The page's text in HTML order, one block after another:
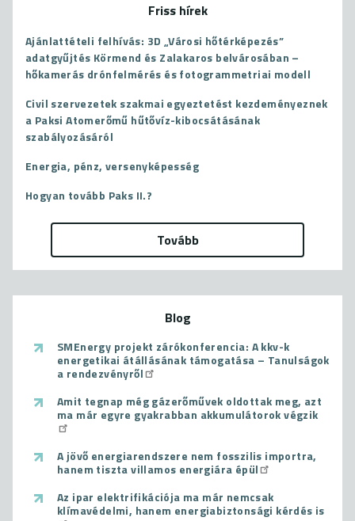
Friss hírek
Ajánlattételi felhívás: 3D „Városi hőtérképezés”
adatgyűjtés Körmend és Zalakaros belvárosában –
hőkamerás drónfelmérés és fotogrammetriai modell
Civil szervezetek szakmai egyeztetést kezdeményeznek
a Paksi Atomerőmű hűtővíz-kibocsátásának
szabályozásáról
Energia, pénz, versenyképesség
Hogyan tovább Paks II.?
Tovább
Blog
SMEnergy projekt zárókonferencia: A kkv-k
energetikai átállásának támogatása – Tanulságok
a rendezvényről
Amit tegnap még gázerőművek oldottak meg, azt
ma már egyre gyakrabban akkumulátorok végzik
A jövő energiarendszere nem fosszilis importra,
hanem tiszta villamos energiára épül
Az ipar elektrifikációja ma már nemcsak
klímavédelmi, hanem energiabiztonsági kérdés is